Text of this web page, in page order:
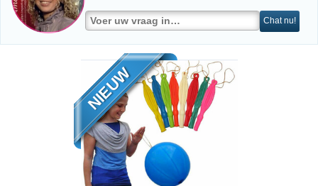
Chat nu!
NIEUW